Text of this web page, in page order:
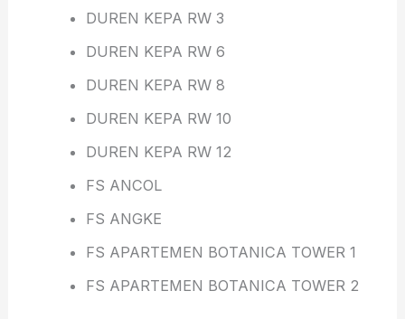
DUREN KEPA RW 3
DUREN KEPA RW 6
DUREN KEPA RW 8
DUREN KEPA RW 10
DUREN KEPA RW 12
FS ANCOL
FS ANGKE
FS APARTEMEN BOTANICA TOWER 1
FS APARTEMEN BOTANICA TOWER 2